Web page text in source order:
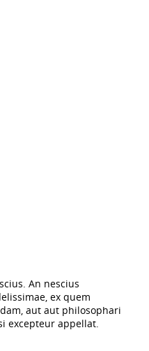
An nescius
ex quem
aut aut philosophari
excepteur appellat.